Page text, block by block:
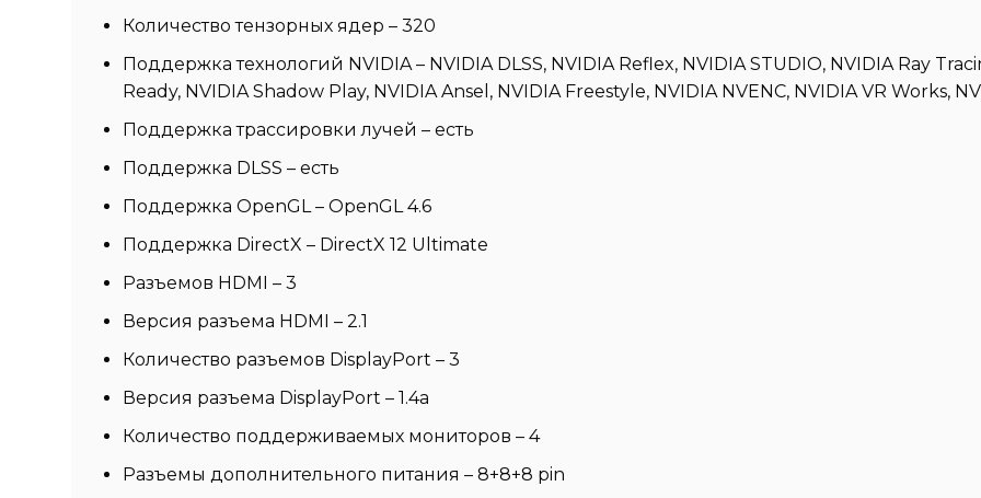
Количество тензорных ядер – 320
Поддержка технологий NVIDIA – NVIDIA DLSS, NVIDIA Reflex, NVIDIA STUDIO, NVIDIA Ray
Ready, NVIDIA Shadow Play, NVIDIA Ansel, NVIDIA Freestyle, NVIDIA NVENC, NVIDIA VR Works,
Поддержка трассировки лучей – есть
Поддержка DLSS – есть
Поддержка OpenGL – OpenGL 4.6
Поддержка DirectX – DirectX 12 Ultimate
Разъемов HDMI – 3
Версия разъема HDMI – 2.1
Количество разъемов DisplayPort – 3
Версия разъема DisplayPort – 1.4a
Количество поддерживаемых мониторов – 4
Разъемы дополнительного питания – 8+8+8 pin